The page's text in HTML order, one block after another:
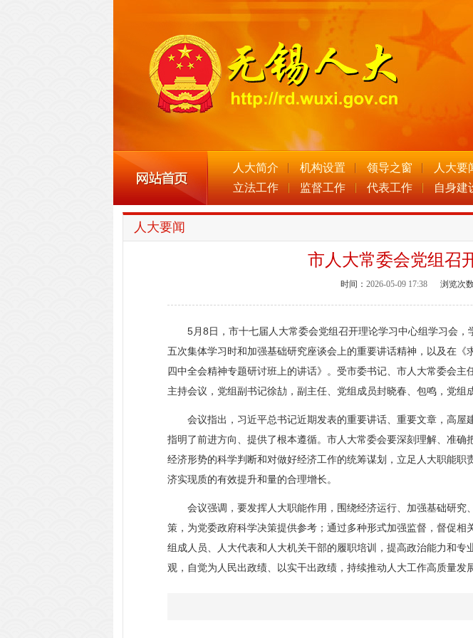
人大简介 机构设置 领导之窗 人大要
立法工作
监督工作 代表工作 自身建
人大要闻
市人大常委会党组召
时间： 2026-05-09 17:38 浏览次数
5月8日，市十七届人大常委会党组召开理论学习中心组学习会，
五次集体学习时和加强基础研究座谈会上的重要讲话精神，以及在
四中全会精神专题研讨班上的讲话》。受市委书记、市人大常委会
主持会议，党组副书记徐劼，副主任、党组成员封晓春、包鸣，党组
会议指出，习近平总书记近期发表的重要讲话、重要文章，高屋
指明了前进方向、提供了根本遵循。市人大常委会要深刻理解、准
经济形势的科学判断和对做好经济工作的统筹谋划，立足人大职能
济实现质的有效提升和量的合理增长。
会议强调，要发挥人大职能作用，围绕经济运行、加强基础研究
策，为党委政府科学决策提供参考；通过多种形式加强监督，督促
组成人员、人大代表和人大机关干部的履职培训，提高政治能力和
观，自觉为人民出政绩、以实干出政绩，持续推动人大工作高质量发